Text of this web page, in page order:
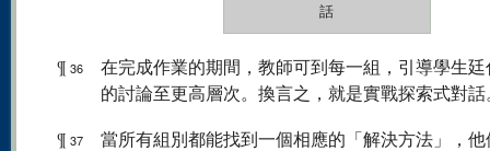
話
¶ 36
在完成作業的期間，教師可到每一組，引導學生
的討論至更高層次。換言之，就是實戰探索式對話
¶ 37
當所有組別都能找到一個相應的「解決方法」，